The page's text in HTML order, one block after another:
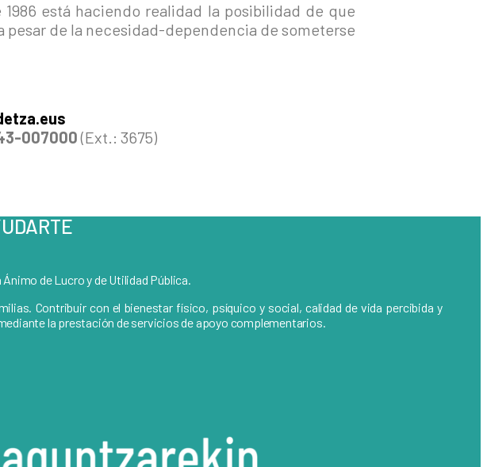
está haciendo realidad la posibilidad de que
pesar de la necesidad-dependencia de someterse
007000(Ext.: 3675)
de Lucro y de Utilidad Pública.
Contribuir con el bienestar físico, psíquico y social, calidad de vida percibida y
la prestación de servicios de apoyo complementarios.